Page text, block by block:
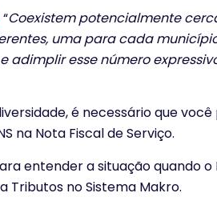
Coexistem potencialmente
uma para cada
adimplir esse número
é necessário que
na Nota Fiscal de Serviço.
entender a situação quando o
Tributos no Sistema Makro.